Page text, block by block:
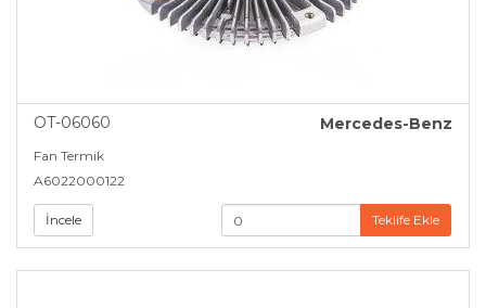
OT-06060 Mercedes-Benz
Fan Termik
A6022000122
İncele Teklife Ekle